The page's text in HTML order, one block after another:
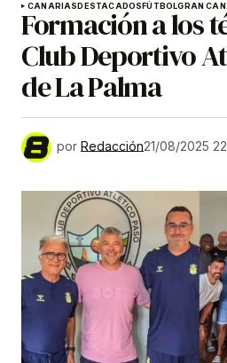
CANARIASDESTACADOSFÚTBOLGRAN
Formación a los
Club Deportivo
de La Palma
por Redacción21/08/2025